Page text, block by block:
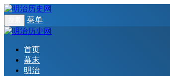
菜单
首页
幕末
明治